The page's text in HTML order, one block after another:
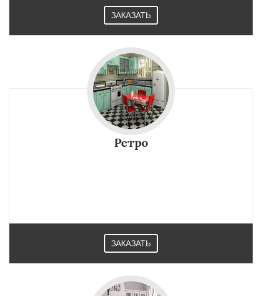
ЗАКАЗАТЬ
Ретро
ЗАКАЗАТЬ